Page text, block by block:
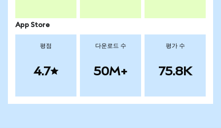
App Store
평점
4.7
다운로드 수
50M+
평가 수
75.8K